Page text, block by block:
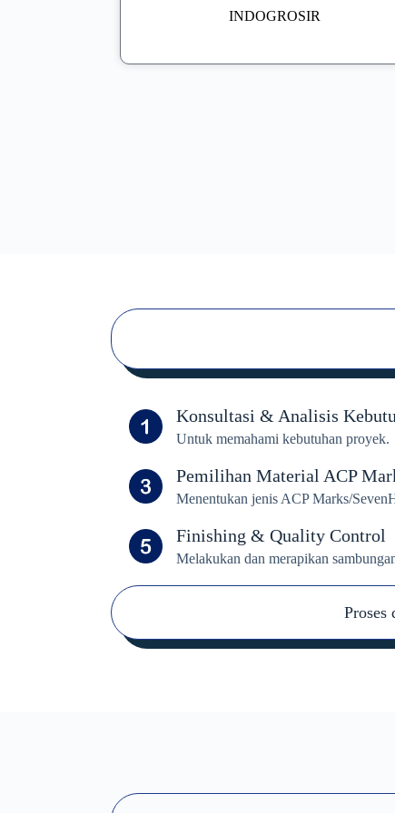
INDOGROSIR
Konsultasi & Analisis
Untuk memahami kebutuhan proyek.
Pemilihan Material ACP
Menentukan jenis ACP Marks/
Finishing & Quality Control
Melakukan dan merapikan
Proses